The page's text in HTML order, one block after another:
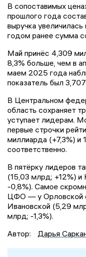
В сопоставимых
прошлого года
выручка
годом ранее сумма
Май принёс 4,309
8,3% больше, чем в
маем 2025 года
показатель был
В Центральном
область сохраняет
уступает лидерам.
первые строчки
миллиарда (+7,3%) и
соответственно.
В пятёрку лидеров
(15,03 млрд; +12%) и
-0,8%). Самое
ЦФО — у Орловской
Ивановской (5,29
млрд; -1,3%).
Автор:
Дарья